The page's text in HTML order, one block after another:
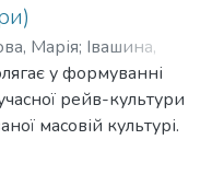
Марія; Івашина,
у формуванні
рейв-культури
масовій культурі.